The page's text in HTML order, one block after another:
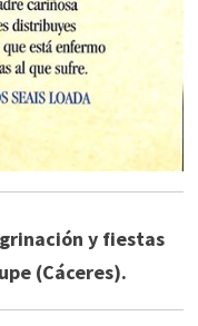
y fiestas
(Cáceres).